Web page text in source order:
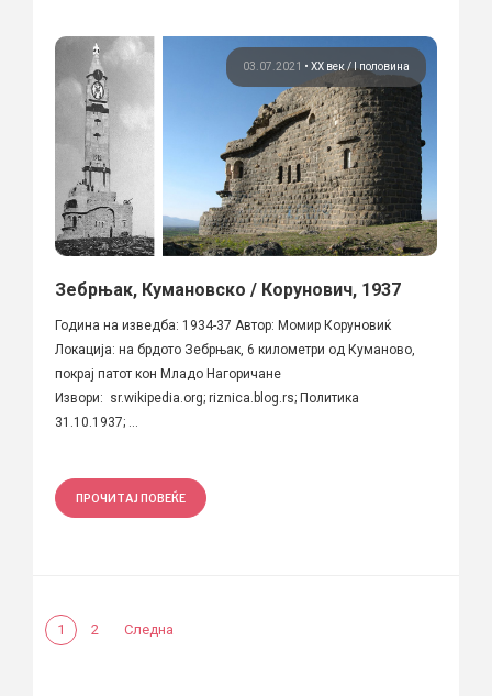
03.07.2021 • ХХ век / I половина
Зебрњак, Кумановско / Корунович, 1937
Година на изведба: 1934-37 Автор: Момир Коруновиќ
Локација: на брдото Зебрњак, 6 километри од Куманово,
покрај патот кон Младо Нагоричане
Извори: sr.wikipedia.org; riznica.blog.rs; Политика
31.10.1937; ...
ПРОЧИТАЈ ПОВЕЌЕ
1 2 Следна